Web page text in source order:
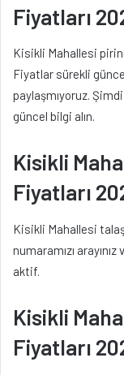
Fiyatları
Kisikli Mahallesi
Fiyatlar sürekli
paylaşmıyoruz. Şimdi
güncel bilgi alın.
Kisikli
Fiyatları
Kisikli Mahallesi
numaramızı
aktif.
Kisikli
Fiyatları